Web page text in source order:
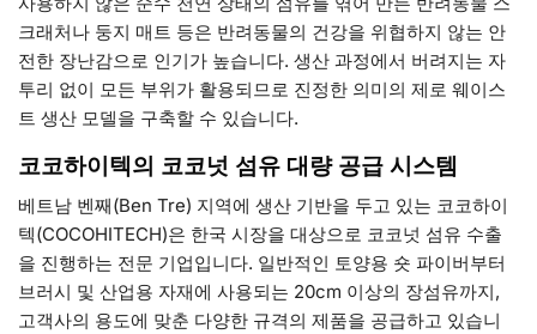
크래처나 둥지 매트 등은 반려동물의 건강을 위협하지 않는 안
전한 장난감으로 인기가 높습니다. 생산 과정에서 버려지는 자
투리 없이 모든 부위가 활용되므로 진정한 의미의 제로 웨이스
트 생산 모델을 구축할 수 있습니다.
코코하이텍의 코코넛 섬유 대량 공급 시스템
베트남 벤째(Ben Tre) 지역에 생산 기반을 두고 있는 코코하이
텍(COCOHITECH)은 한국 시장을 대상으로 코코넛 섬유 수출
을 진행하는 전문 기업입니다. 일반적인 토양용 숏 파이버부터
브러시 및 산업용 자재에 사용되는 20cm 이상의 장섬유까지,
고객사의 용도에 맞춘 다양한 규격의 제품을 공급하고 있습니